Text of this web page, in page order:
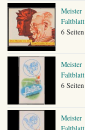
Meister
Faltblatt
6 Seiten
Meister
Faltblatt
6 Seiten
Meister
Faltblatt